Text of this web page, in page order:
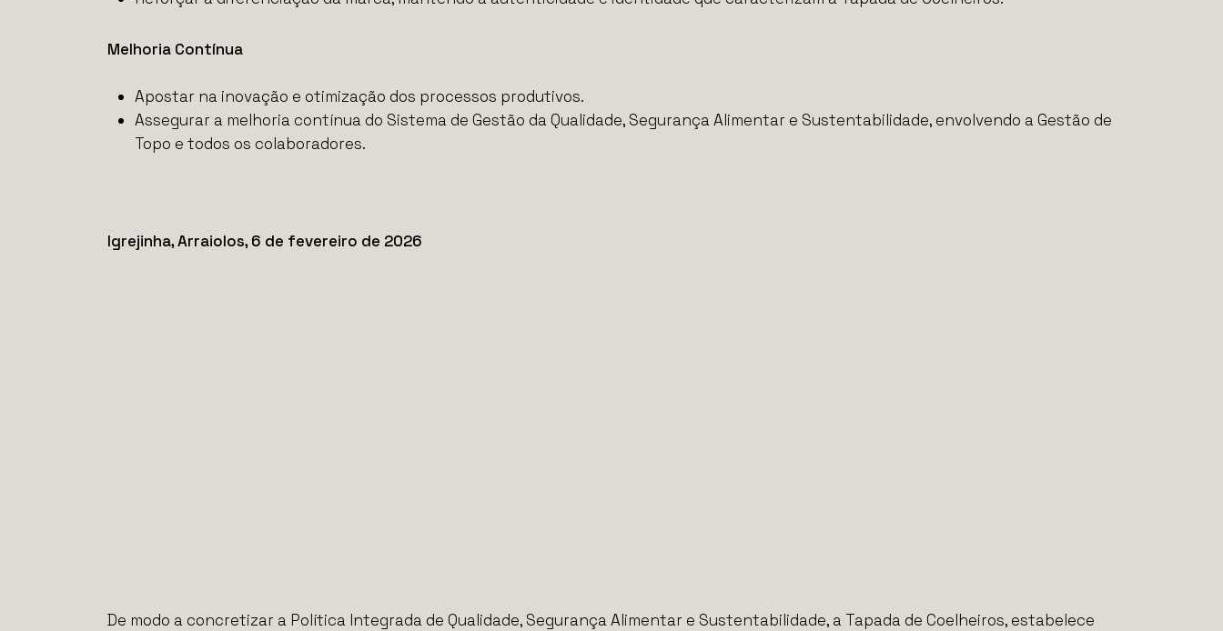
Melhoria Contínua
Apostar na inovação e otimização dos processos produtivos.
Assegurar a melhoria contínua do Sistema de Gestão da Qualidade, Segurança Alimentar e Sustentabilidade, envolvendo a Gestão de
Topo e todos os colaboradores.
Igrejinha, Arraiolos, 6 de fevereiro de 2026
De modo a concretizar a Política Integrada de Qualidade, Segurança Alimentar e Sustentabilidade, a Tapada de Coelheiros, estabelece